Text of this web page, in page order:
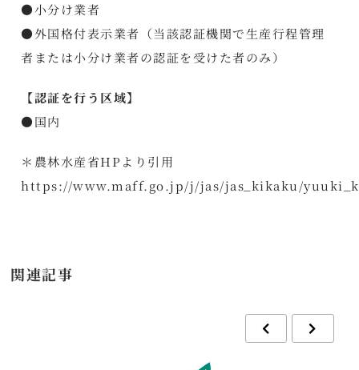
●小分け業者
●外国格付表示業者（当該認証機関で生産行程管理
者または小分け業者の認証を受けた者のみ）
【認証を行う区域】
●国内
＊農林水産省HPより引用
https://www.maff.go.jp/j/jas/jas_kikaku/
関連記事